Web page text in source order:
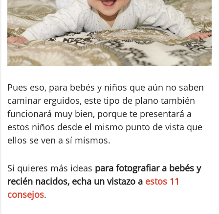
Pues eso, para bebés y niños que aún no saben
caminar erguidos, este tipo de plano también
funcionará muy bien, porque te presentará a
estos niños desde el mismo punto de vista que
ellos se ven a sí mismos.
Si quieres más ideas para fotografiar a bebés y
recién nacidos, echa un vistazo a estos 11
consejos.